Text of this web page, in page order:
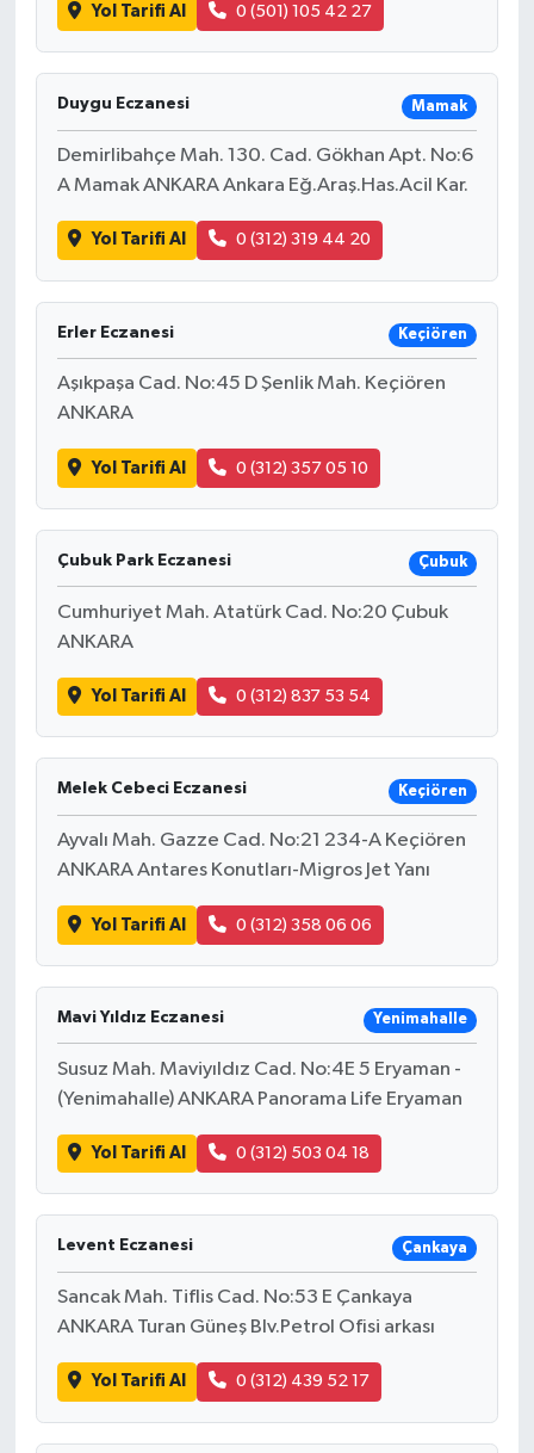
Yol Tarifi Al 0 (501) 105 42 27
Duygu Eczanesi Mamak
Demirlibahçe Mah. 130. Cad. Gökhan Apt. No:6
A Mamak ANKARA Ankara Eğ.Araş.Has.Acil Kar.
Yol Tarifi Al 0 (312) 319 44 20
Erler Eczanesi Keçiören
Aşıkpaşa Cad. No:45 D Şenlik Mah. Keçiören
ANKARA
Yol Tarifi Al 0 (312) 357 05 10
Çubuk Park Eczanesi Çubuk
Cumhuriyet Mah. Atatürk Cad. No:20 Çubuk
ANKARA
Yol Tarifi Al 0 (312) 837 53 54
Melek Cebeci Eczanesi Keçiören
Ayvalı Mah. Gazze Cad. No:21 234-A Keçiören
ANKARA Antares Konutları-Migros Jet Yanı
Yol Tarifi Al 0 (312) 358 06 06
Mavi Yıldız Eczanesi Yenimahalle
Susuz Mah. Maviyıldız Cad. No:4E 5 Eryaman -
(Yenimahalle) ANKARA Panorama Life Eryaman
Yol Tarifi Al 0 (312) 503 04 18
Levent Eczanesi Çankaya
Sancak Mah. Tiflis Cad. No:53 E Çankaya
ANKARA Turan Güneş Blv.Petrol Ofisi arkası
Yol Tarifi Al 0 (312) 439 52 17